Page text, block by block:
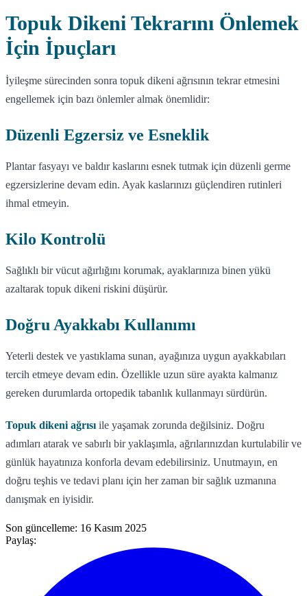
Topuk Dikeni Tekrarını Önlemek
İçin İpuçları
İyileşme sürecinden sonra topuk dikeni ağrısının tekrar etmesini
engellemek için bazı önlemler almak önemlidir:
Düzenli Egzersiz ve Esneklik
Plantar fasyayı ve baldır kaslarını esnek tutmak için düzenli germe
egzersizlerine devam edin. Ayak kaslarınızı güçlendiren rutinleri
ihmal etmeyin.
Kilo Kontrolü
Sağlıklı bir vücut ağırlığını korumak, ayaklarınıza binen yükü
azaltarak topuk dikeni riskini düşürür.
Doğru Ayakkabı Kullanımı
Yeterli destek ve yastıklama sunan, ayağınıza uygun ayakkabıları
tercih etmeye devam edin. Özellikle uzun süre ayakta kalmanız
gereken durumlarda ortopedik tabanlık kullanmayı sürdürün.
Topuk dikeni ağrısı ile yaşamak zorunda değilsiniz. Doğru
adımları atarak ve sabırlı bir yaklaşımla, ağrılarınızdan kurtulabilir ve
günlük hayatınıza konforla devam edebilirsiniz. Unutmayın, en
doğru teşhis ve tedavi planı için her zaman bir sağlık uzmanına
danışmak en iyisidir.
Son güncelleme: 16 Kasım 2025
Paylaş: